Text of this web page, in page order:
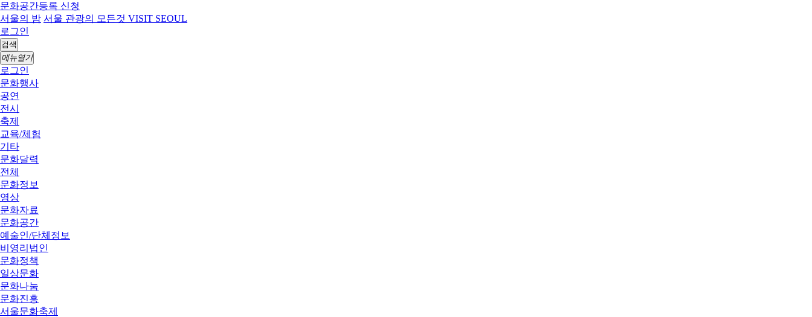
문화공간등록 신청
서울의 밤 서울 관광의 모든것 VISIT SEOUL
로그인
검색
메뉴열기
로그인
문화행사
공연
전시
축제
교육/체험
기타
문화달력
전체
문화정보
영상
문화자료
문화공간
예술인/단체정보
비영리법인
문화정책
일상문화
문화나눔
문화진흥
서울문화축제